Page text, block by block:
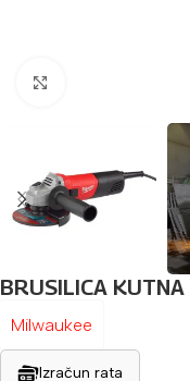
BRUSILICA
Milwaukee
Izračun rata